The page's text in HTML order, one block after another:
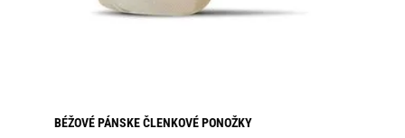
BÉŽOVÉ PÁNSKE ČLENKOVÉ PONOŽKY